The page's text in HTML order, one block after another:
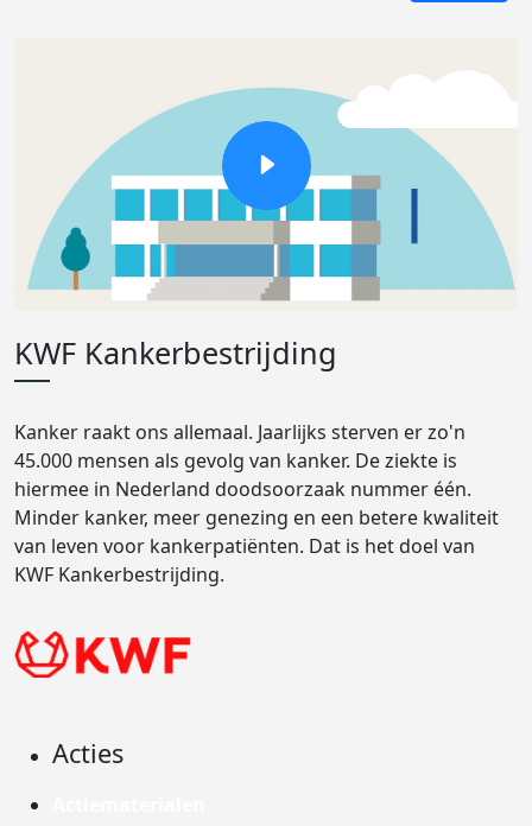
KWF Kankerbestrijding
Kanker raakt ons allemaal. Jaarlijks sterven er zo'n
45.000 mensen als gevolg van kanker. De ziekte is
hiermee in Nederland doodsoorzaak nummer één.
Minder kanker, meer genezing en een betere kwaliteit
van leven voor kankerpatiënten. Dat is het doel van
KWF Kankerbestrijding.
Acties